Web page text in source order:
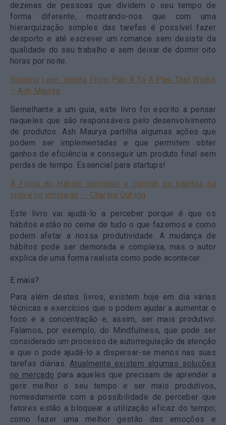
dezenas de pessoas que dividem o seu tempo de
forma diferente, mostrando-nos que com uma
hierarquização simples das tarefas é possível fazer
desporto e até escrever um romance sem desistir da
qualidade do seu trabalho e sem deixar de dormir oito
horas por noite.
Running Lean: Iterate From Plan A To A Plan That Works
– Ash Maurya
Semelhante a um guia, este livro foi escrito a pensar
naqueles que são responsáveis pelo desenvolvimento
de produtos. Ash Maurya partilha algumas ações que
podem ser implementadas e que permitem obter
ganhos de eficiência e conseguir um produto final sem
perdas de tempo. Essencial para startups!
A Força do Hábito: perceber e corrigir os hábitos na
vida e no emprego – Charles Duhigg
Este livro vai ajudá-lo a perceber porque é que os
hábitos estão no cerne de tudo o que fazemos e como
podem afetar a nossa produtividade. A mudança de
hábitos pode ser demorada e complexa, mas o autor
explica de uma forma realista como pode acontecer.
E mais?
Para além destes livros, existem hoje em dia várias
técnicas e exercícios que o podem ajudar a aumentar o
foco e a concentração e, assim, ser mais produtivo.
Falamos, por exemplo, do Mindfulness, que pode ser
considerado um processo de autorregulação da atenção
e que o pode ajudá-lo a dispersar-se menos nas suas
tarefas diárias.Atualmente existem algumas soluções
no mercado para aqueles que precisam de aprender a
gerir melhor o seu tempo e ser mais produtivos,
nomeadamente com a possibilidade de perceber que
fatores estão a bloquear a utilização eficaz do tempo;
como fazer uma melhor gestão das emoções e